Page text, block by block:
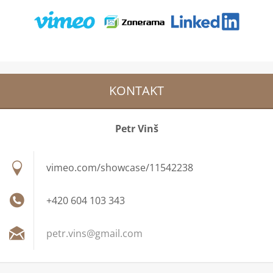
KONTAKT
Petr Vinš
vimeo.com/showcase/11542238
+420 604 103 343
petr.vins@gmail.com